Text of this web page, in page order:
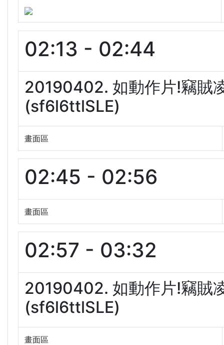
02:13 - 02:44
20190402. 如動作片!竊賊
(sf6l6ttlSLE)
畫面區
02:45 - 02:56
畫面區
02:57 - 03:32
20190402. 如動作片!竊賊
(sf6l6ttlSLE)
畫面區